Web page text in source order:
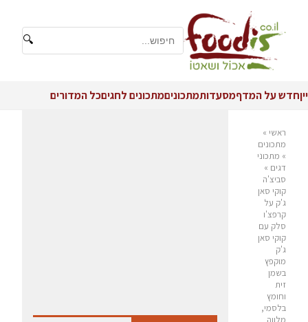
🔍
ייןחדש על המדףמסעדותמתכוניםמתכונים לחגיםכל המדורים
ראשי »
מתכונים
» מתכוני
דגים »
סביצ'ה
קוקי סאן
ג'ק על
קרפצ'ו
סלק עם
קוקי סאן
ג'ק
מוקפץ
בשמן
זית
וחומץ
בלסמי,
מלווה